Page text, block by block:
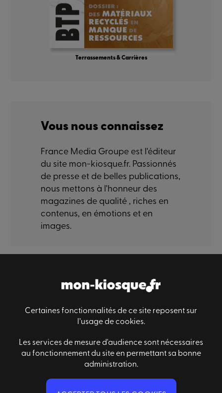
Certaines fonctionnalités de ce site reposent sur
l’usage de cookies.
Les services de mesure d'audience sont nécessaires
au fonctionnement du site en permettant sa bonne
administration.
Terrassements & Carrières
Vous nous connaissez
France Media Groupe est l'éditeur
du site mon-kiosque.fr. Passionnés
de presse et de belles publications,
nous mettons à l'honneur des
magazines de qualité , riches en
contenus, en émotions et en
images.
Informations générales
Conditions générales de ventes
Des questions ?
Nous contacter